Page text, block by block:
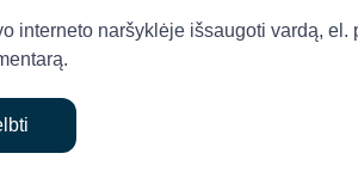
interneto naršyklėje išsaugoti vardą,